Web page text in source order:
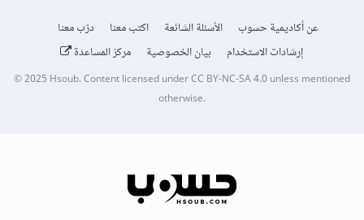
عن أكاديمية حسوب الأسئلة الشائعة اكتب معنا
درّب معنا
إرشادات الاستخدام
بيان الخصوصية مركز المساعدة
© 2025Hsoub.Content licensed underCC BY-NC-SA 4.0unless mentioned
otherwise.